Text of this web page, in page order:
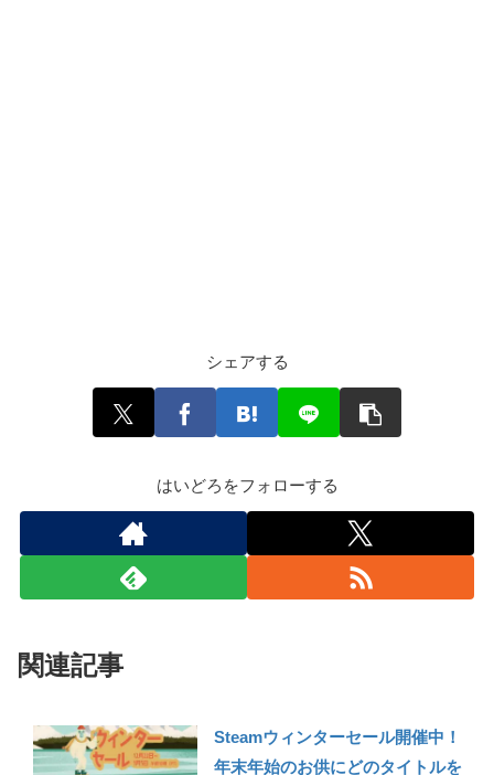
シェアする
はいどろをフォローする
関連記事
Steamウィンターセール開催中！
年末年始のお供にどのタイトルを